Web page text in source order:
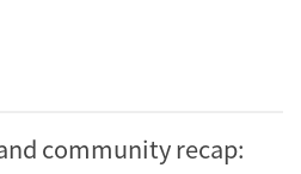
community recap: